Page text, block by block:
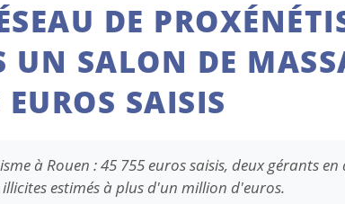
DE
UN SALON DE
SAISIS
à Rouen : 45 755 euros saisis, deux gérants
estimés à plus d'un million d'euros.